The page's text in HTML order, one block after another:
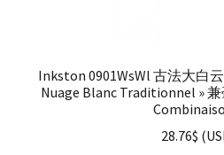
Inkston 0901WsWl 古法大白云
Nuage Blanc Traditionnel »
28.76$ (